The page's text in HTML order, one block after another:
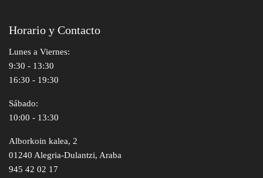
Horario y Contacto
Lunes a Viernes:
9:30 - 13:30
16:30 - 19:30
Sábado:
10:00 - 13:30
Alborkoin kalea, 2
01240 Alegria-Dulantzi, Araba
945 42 02 17